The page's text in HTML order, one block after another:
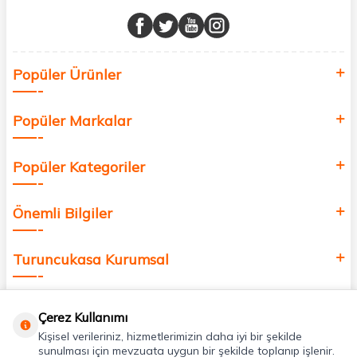
buluşturuyor ve online alışveriş deneyiminizi en iyi hale getiriyoruz.
Sağlık, güzellik ve iyi yaşam için aradığınız her şey burada!
değer katmak için bize katılın!
Popüler Ürünler
Popüler Markalar
Popüler Kategoriler
Önemli Bilgiler
Turuncukasa Kurumsal
Uygulamalarımız
Çerez Kullanımı
Kişisel verileriniz, hizmetlerimizin daha iyi bir şekilde
sunulması için mevzuata uygun bir şekilde toplanıp işlenir.